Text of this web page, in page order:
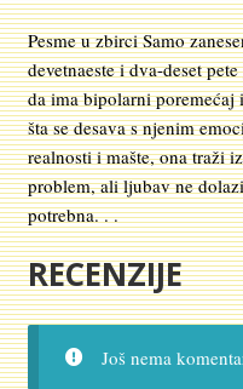
Pesme u zbirci Samo
devetnaeste i dva-deset
da ima bipolarni poremećaj
šta se desava s njenim
realnosti i mašte, ona traži
problem, ali ljubav ne
potrebna. . .
RECENZIJE
Još nema